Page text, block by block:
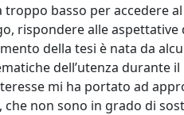
troppo basso per accedere
rispondere alle
della tesi è nata da
dell’utenza durante
mi ha portato ad
non sono in grado di